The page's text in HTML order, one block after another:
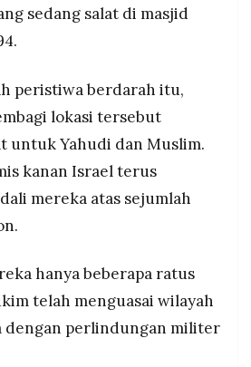
sedang salat di masjid
peristiwa berdarah itu,
lokasi tersebut
untuk Yahudi dan Muslim.
kanan Israel terus
mereka atas sejumlah
hanya beberapa ratus
telah menguasai wilayah
dengan perlindungan militer